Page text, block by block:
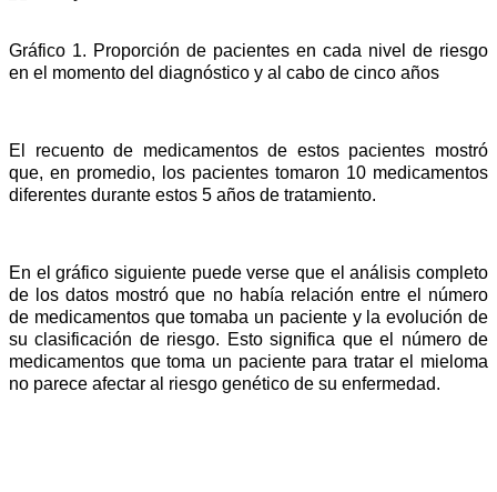
Gráfico 1. Proporción de pacientes en cada nivel de riesgo
en el momento del diagnóstico y al cabo de cinco años
El recuento de medicamentos de estos pacientes mostró
que, en promedio, los pacientes tomaron 10 medicamentos
diferentes durante estos 5 años de tratamiento.
En el gráfico siguiente puede verse que el análisis completo
de los datos mostró que no había relación entre el número
de medicamentos que tomaba un paciente y la evolución de
su clasificación de riesgo. Esto significa que el número de
medicamentos que toma un paciente para tratar el mieloma
no parece afectar al riesgo genético de su enfermedad.